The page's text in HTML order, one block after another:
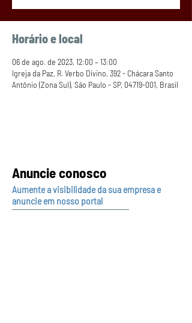
Horário e local
06 de ago. de 2023, 12:00 – 13:00
Igreja da Paz, R. Verbo Divino, 392 - Chácara Santo
Antônio (Zona Sul), São Paulo - SP, 04719-001, Brasil
Anuncie conosco
Aumente a visibilidade da sua empresa e
anuncie em nosso portal